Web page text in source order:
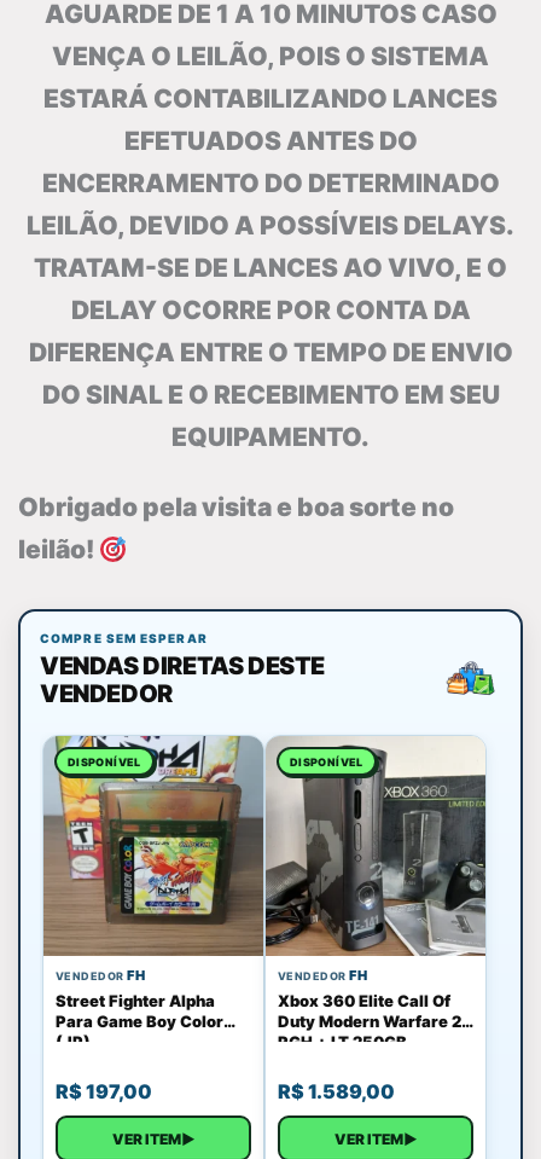
AGUARDE DE 1 A 10 MINUTOS CASO
VENÇA O LEILÃO, POIS O SISTEMA
ESTARÁ CONTABILIZANDO LANCES
EFETUADOS ANTES DO
ENCERRAMENTO DO DETERMINADO
LEILÃO, DEVIDO A POSSÍVEIS DELAYS.
TRATAM-SE DE LANCES AO VIVO, E O
DELAY OCORRE POR CONTA DA
DIFERENÇA ENTRE O TEMPO DE ENVIO
DO SINAL E O RECEBIMENTO EM SEU
EQUIPAMENTO.
Obrigado pela visita e boa sorte no
leilão!
COMPRE SEM ESPERAR
VENDAS DIRETAS DESTE
VENDEDOR
DISPONÍVEL
VENDEDOR FH
Street Fighter Alpha
Para Game Boy Color
(JP)
R$197,00
VER ITEM▶
DISPONÍVEL
VENDEDOR FH
Xbox 360 Elite Call Of
Duty Modern Warfare 2
RGH + LT 250GB
R$1.589,00
VER ITEM▶